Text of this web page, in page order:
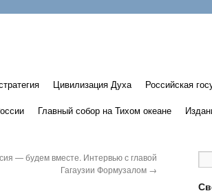
Цивилизация Духа
Российская
Главный собор на Тихом океане
— будем вместе. Интервью с главой
Гагаузии Формузалом →